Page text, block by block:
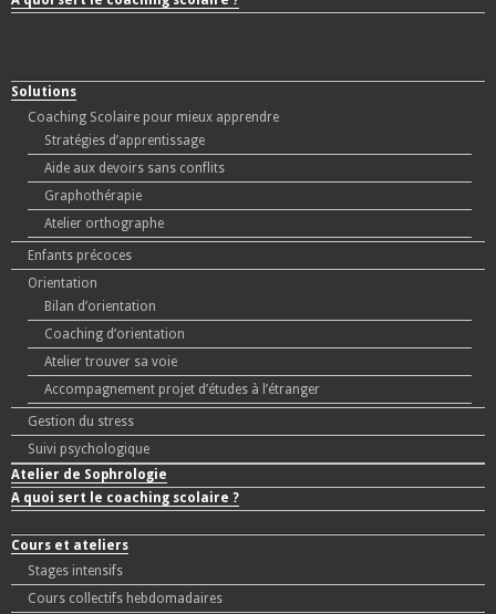
Solutions
Coaching Scolaire pour mieux apprendre
Stratégies d’apprentissage
Aide aux devoirs sans conflits
Graphothérapie
Atelier orthographe
Enfants précoces
Orientation
Bilan d’orientation
Coaching d’orientation
Atelier trouver sa voie
Accompagnement projet d’études à l’étranger
Gestion du stress
Suivi psychologique
Atelier de Sophrologie
A quoi sert le coaching scolaire ?
Cours et ateliers
Stages intensifs
Cours collectifs hebdomadaires